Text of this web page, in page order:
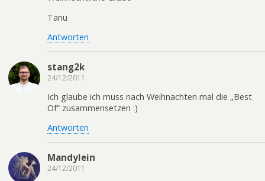
Tanu
Antworten
stang2k
24/12/2011
Ich glaube ich muss nach Weihnachten mal die „Best
Of“ zusammensetzen :)
Antworten
Mandylein
24/12/2011